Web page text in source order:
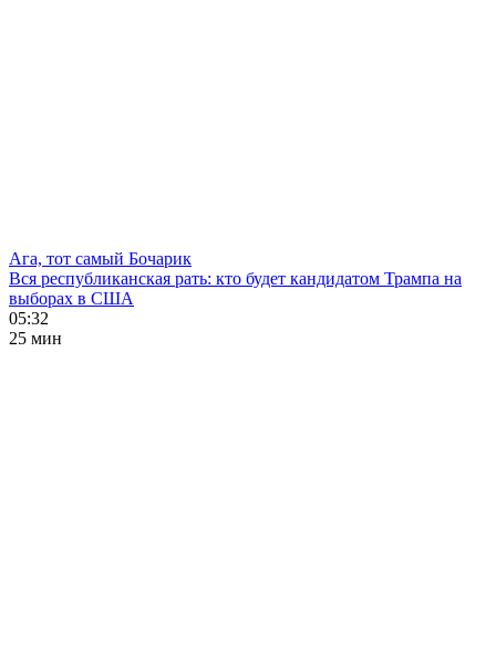
Ага, тот самый Бочарик
Вся республиканская рать: кто будет кандидатом Трампа на
выборах в США
05:32
25 мин